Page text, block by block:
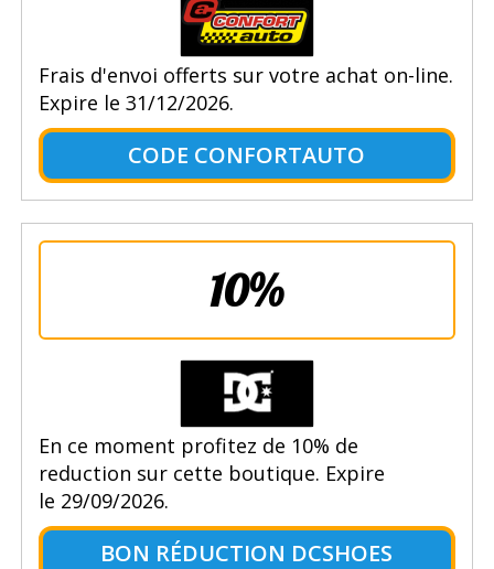
Frais d'envoi offerts sur votre achat on-line.
Expire le 31/12/2026.
CODE CONFORTAUTO
10%
En ce moment profitez de 10% de
reduction sur cette boutique. Expire
le 29/09/2026.
BON RÉDUCTION DCSHOES